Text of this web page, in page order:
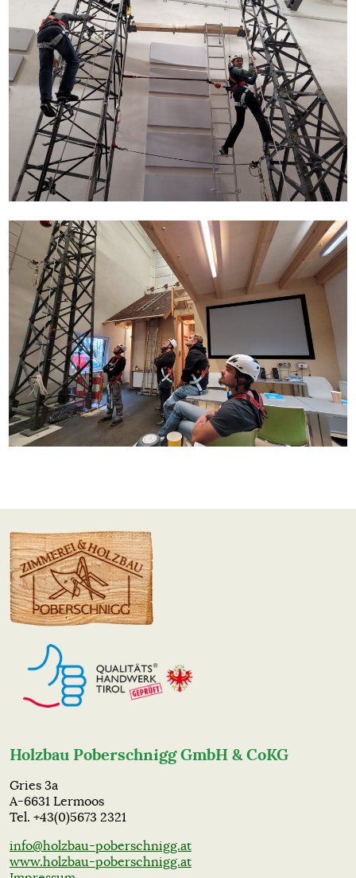
Holzbau Poberschnigg GmbH & CoKG
Gries 3a
A-6631 Lermoos
Tel. +43(0)5673 2321
info@holzbau-poberschnigg.at
www.holzbau-poberschnigg.at